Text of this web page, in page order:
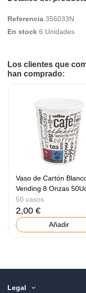
Referencia 356033N
En stock 6 Unidades
Los clientes que
han comprado:
Vaso de Cartón
Vending 8 Onzas
50 vasos
2,00 €
Añadir
Legal